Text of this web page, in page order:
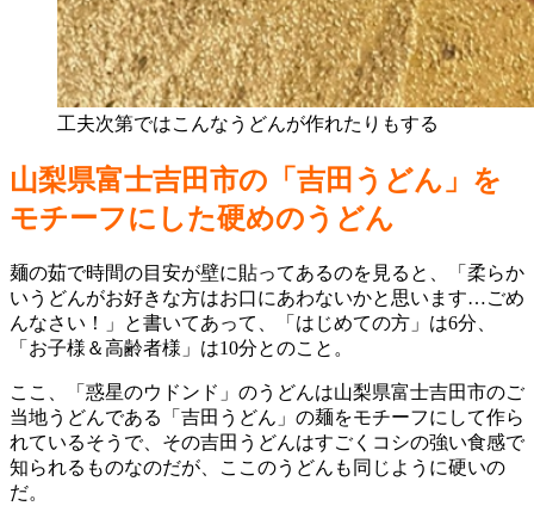
工夫次第ではこんなうどんが作れたりもする
山梨県富士吉田市の「吉田うどん」を
モチーフにした硬めのうどん
麺の茹で時間の目安が壁に貼ってあるのを見ると、「柔らか
いうどんがお好きな方はお口にあわないかと思います…ごめ
んなさい！」と書いてあって、「はじめての方」は6分、
「お子様＆高齢者様」は10分とのこと。
ここ、「惑星のウドンド」のうどんは山梨県富士吉田市のご
当地うどんである「吉田うどん」の麺をモチーフにして作ら
れているそうで、その吉田うどんはすごくコシの強い食感で
知られるものなのだが、ここのうどんも同じように硬いの
だ。